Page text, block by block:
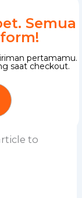
Semua
pertamamu.
saat checkout.
to